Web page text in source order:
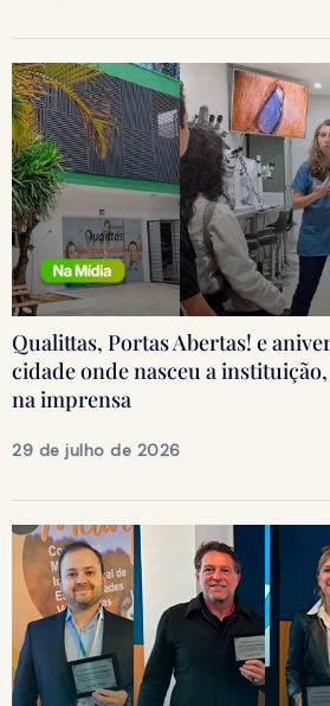
Qualittas, Portas Abertas! e
cidade onde nasceu a
na imprensa
29 de julho de 2026